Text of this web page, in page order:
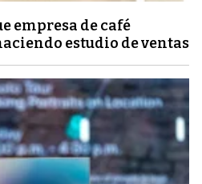
empresa de café
estudio de ventas